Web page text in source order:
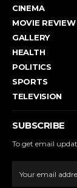
CINEMA
MOVIE REVIEW
GALLERY
HEALTH
POLITICS
SPORTS
TELEVISION
SUBSCRIBE
To get email